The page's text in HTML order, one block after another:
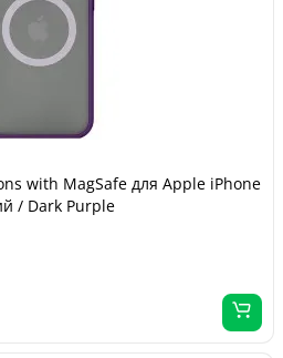
with MagSafe для Apple iPhone
/ Dark Purple